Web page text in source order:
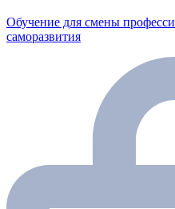
Обучение для смены
саморазвития